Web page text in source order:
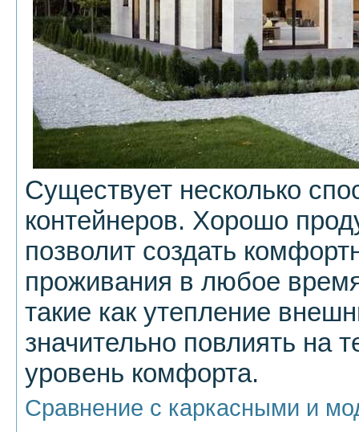
Существует несколько
контейнеров. Хорошо
позволит создать
проживания в любое
такие как утепление
значительно повлиять на
уровень комфорта.
Сравнение с каркасными и